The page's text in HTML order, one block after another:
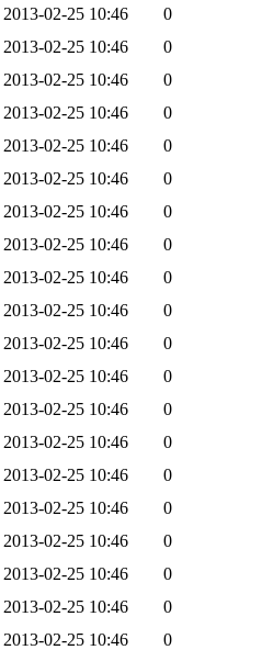
2013-02-25 10:46
0
2013-02-25 10:46
0
2013-02-25 10:46
0
2013-02-25 10:46
0
2013-02-25 10:46
0
2013-02-25 10:46
0
2013-02-25 10:46
0
2013-02-25 10:46
0
2013-02-25 10:46
0
2013-02-25 10:46
0
2013-02-25 10:46
0
2013-02-25 10:46
0
2013-02-25 10:46
0
2013-02-25 10:46
0
2013-02-25 10:46
0
2013-02-25 10:46
0
2013-02-25 10:46
0
2013-02-25 10:46
0
2013-02-25 10:46
0
2013-02-25 10:46
0